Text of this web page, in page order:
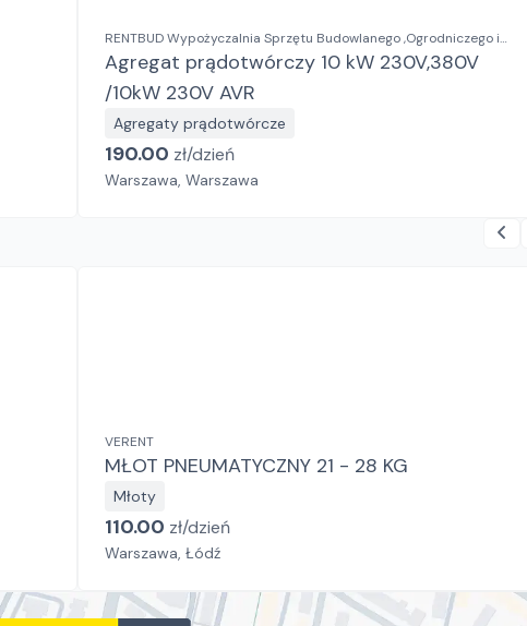
RENTBUD Wypożyczalnia Sprzętu Budowlanego ,Ogrodniczego i
Elektronarzędzi
Agregat prądotwórczy 10 kW 230V,380V
/10kW 230V AVR
Agregaty prądotwórcze
190.00 zł/dzień
Warszawa, Warszawa
VERENT
MŁOT PNEUMATYCZNY 21 - 28 KG
Młoty
110.00 zł/dzień
Warszawa, Łódź